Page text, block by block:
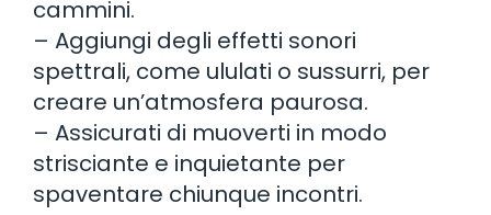
cammini.
– Aggiungi degli effetti sonori
spettrali, come ululati o sussurri, per
creare un’atmosfera paurosa.
– Assicurati di muoverti in modo
strisciante e inquietante per
spaventare chiunque incontri.